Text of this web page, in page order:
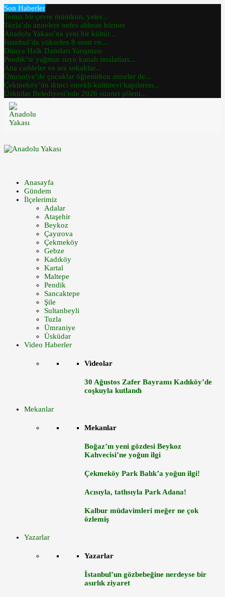
Son Haberler
Temiz bir çevre mümkün, yeter...
Tuzla’da annelere nefes aldıran hizmet
Anadolu Yakası’na yeni bir kültür...
İstanbul’da yükselen 8 semt ve...
Dünya Halk Dansları Yarışması
Pendik’te yağmur suyu kanalı imalatları...
Ana caddeler ve ara sokaklar...
Ümraniye’de çocuklar öğrenirken anneler de...
Çekmeköy’ün ikinci emekli kültürevi kapılarını...
Üsküdar Belediyesi’nde 2026 sünnet şöleni...
Anasayfa
Gündem
İlçelerimiz
Adalar
Ataşehir
Beykoz
Çayırova
Çekmeköy
Gebze
Kadıköy
Kartal
Maltepe
Pendik
Sancaktepe
Şile
Sultanbeyli
Tuzla
Ümraniye
Üsküdar
Video Haberler
Videolar
30 Ağustos Zafer Bayramı Kadıköy’de
coşkuyla kutlandı
Mekanlar
Mekanlar
Boğaz’ın yeni gözdesi Beykoz
Kahvecisi’ne yoğun ilgi
Çekmeköy Park Balık’a yoğun ilgi!
Acısıyla, tatlısıyla Park Adana!
Kalbur müdavimleri meğer ne çok
özlemiş
Yazarlar
Yazarlar
İstanbul’un gözbebeğine nerdeyse bir
asırlık ziyaret